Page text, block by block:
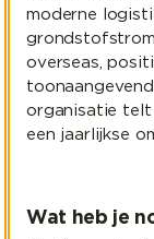
moderne
overseas,
organisatie telt
een jaarlijkse
Wat heb je